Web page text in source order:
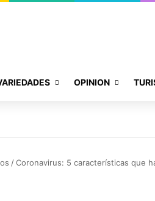
OPINION
/Coronavirus: 5 características que